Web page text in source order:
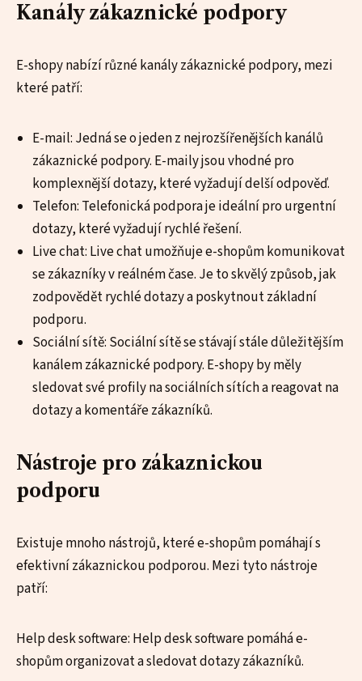
Kanály zákaznické podpory
E-shopy nabízí různé kanály zákaznické podpory, mezi
které patří:
E-mail: Jedná se o jeden z nejrozšířenějších kanálů
zákaznické podpory. E-maily jsou vhodné pro
komplexnější dotazy, které vyžadují delší odpověď.
Telefon: Telefonická podpora je ideální pro urgentní
dotazy, které vyžadují rychlé řešení.
Live chat: Live chat umožňuje e-shopům komunikovat
se zákazníky v reálném čase. Je to skvělý způsob, jak
zodpovědět rychlé dotazy a poskytnout základní
podporu.
Sociální sítě: Sociální sítě se stávají stále důležitějším
kanálem zákaznické podpory. E-shopy by měly
sledovat své profily na sociálních sítích a reagovat na
dotazy a komentáře zákazníků.
Nástroje pro zákaznickou
podporu
Existuje mnoho nástrojů, které e-shopům pomáhají s
efektivní zákaznickou podporou. Mezi tyto nástroje
patří:
Help desk software: Help desk software pomáhá e-
shopům organizovat a sledovat dotazy zákazníků.